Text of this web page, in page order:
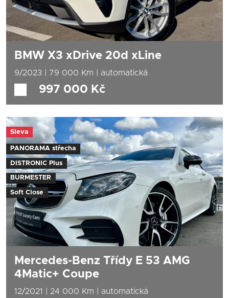
BMW X3 xDrive 20d xLine
9/2023 | 79 000 Km | automatická
První registrace:9/2023
Nájezd:
Výkon:
140 kW (190 k)
Palivo:nafta
Převodovka:automatická
997 000 Kč
Sleva
PANORAMA střecha
DISTRONIC Plus
BURMESTER
Soft Close
Mercedes-Benz Třídy E 53 AMG
4Matic+ Coupe
12/2021 | 24 000 Km | automatická